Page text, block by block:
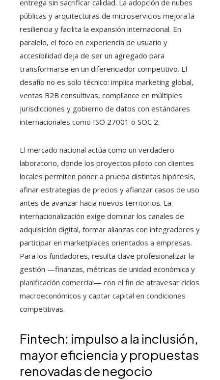
entrega sin sacrificar calidad. La adopción de nubes
públicas y arquitecturas de microservicios mejora la
resiliencia y facilita la expansión internacional. En
paralelo, el foco en experiencia de usuario y
accesibilidad deja de ser un agregado para
transformarse en un diferenciador competitivo. El
desafío no es solo técnico: implica marketing global,
ventas B2B consultivas, compliance en múltiples
jurisdicciones y gobierno de datos con estándares
internacionales como ISO 27001 o SOC 2.
El mercado nacional actúa como un verdadero
laboratorio, donde los proyectos piloto con clientes
locales permiten poner a prueba distintas hipótesis,
afinar estrategias de precios y afianzar casos de uso
antes de avanzar hacia nuevos territorios. La
internacionalización exige dominar los canales de
adquisición digital, formar alianzas con integradores y
participar en marketplaces orientados a empresas.
Para los fundadores, resulta clave profesionalizar la
gestión —finanzas, métricas de unidad económica y
planificación comercial— con el fin de atravesar ciclos
macroeconómicos y captar capital en condiciones
competitivas.
Fintech: impulso a la inclusión,
mayor eficiencia y propuestas
renovadas de negocio